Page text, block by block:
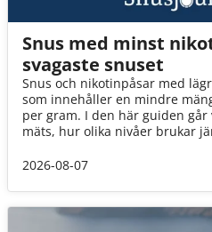
Snus med minst
svagaste snuset
Snus och nikotinpåsar med
som innehåller en mindre
per gram. I den här guiden
mäts, hur olika nivåer brukar
2026-08-07